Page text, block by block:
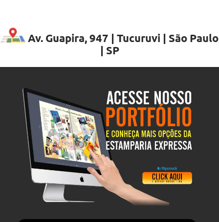
Av. Guapira, 947 | Tucuruvi | São Paulo
| SP